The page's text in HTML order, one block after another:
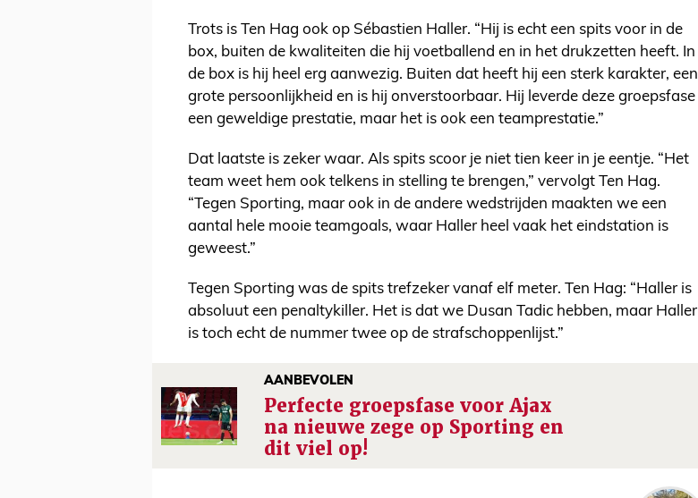
Trots is Ten Hag ook op Sébastien Haller. “Hij is echt een spits voor in de
box, buiten de kwaliteiten die hij voetballend en in het drukzetten heeft. In
de box is hij heel erg aanwezig. Buiten dat heeft hij een sterk karakter, een
grote persoonlijkheid en is hij onverstoorbaar. Hij leverde deze groepsfase
een geweldige prestatie, maar het is ook een teamprestatie.”
Dat laatste is zeker waar. Als spits scoor je niet tien keer in je eentje. “Het
team weet hem ook telkens in stelling te brengen,” vervolgt Ten Hag.
“Tegen Sporting, maar ook in de andere wedstrijden maakten we een
aantal hele mooie teamgoals, waar Haller heel vaak het eindstation is
geweest.”
Tegen Sporting was de spits trefzeker vanaf elf meter. Ten Hag: “Haller is
absoluut een penaltykiller. Het is dat we Dusan Tadic hebben, maar Haller
is toch echt de nummer twee op de strafschoppenlijst.”
AANBEVOLEN
Perfecte groepsfase voor Ajax
na nieuwe zege op Sporting en
dit viel op!